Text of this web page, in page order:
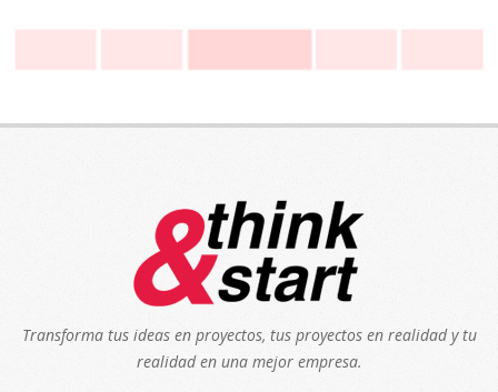
Transforma tus ideas en proyectos, tus proyectos en realidad y tu
realidad en una mejor empresa.